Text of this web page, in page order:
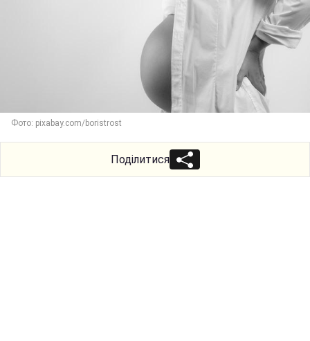
Фото: pixabay.com/boristrost
Поділитися